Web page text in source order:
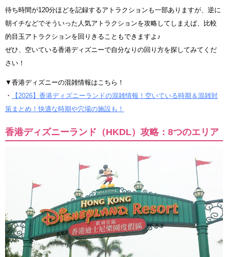
待ち時間が120分ほどを記録するアトラクションも一部ありますが、逆に
朝イチなどでそういった人気アトラクションを攻略してしまえば、比較
的目玉アトラクションを回りきることもできますよ♪
ぜひ、空いている香港ディズニーで自分なりの回り方を探してみてくだ
さい！
▼香港ディズニーの混雑情報はこちら！
・
【2026】香港ディズニーランドの混雑情報！空いている時期＆混雑対
策まとめ！快適な時期や穴場の施設も！
香港ディズニーランド（HKDL）攻略：8つのエリア